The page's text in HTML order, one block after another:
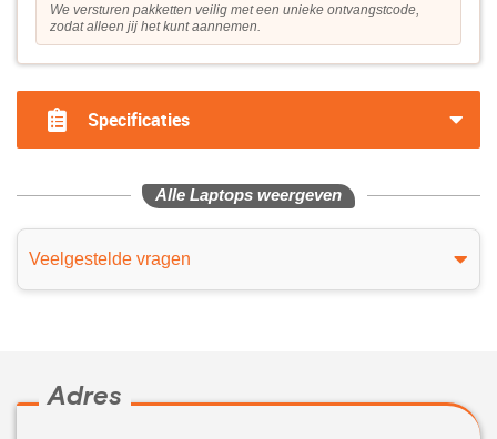
We versturen pakketten veilig met een unieke ontvangstcode,
zodat alleen jij het kunt aannemen.
Specificaties
Alle Laptops weergeven
Veelgestelde vragen
Adres